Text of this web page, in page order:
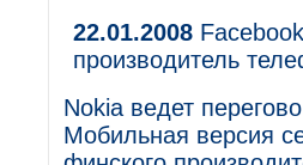
22.01.2008
производитель
Nokia ведет
Мобильная версия